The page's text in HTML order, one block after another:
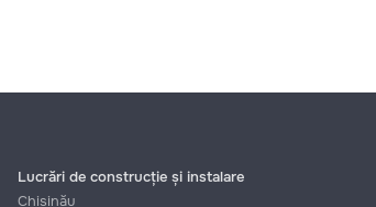
Lucrări de construcție și instalare
Chișinău